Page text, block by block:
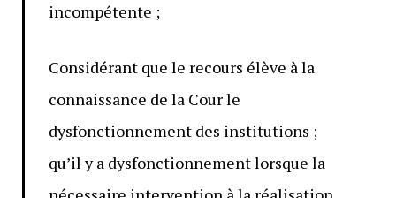
incompétente ;
Considérant que le recours élève à la
connaissance de la Cour le
dysfonctionnement des institutions ;
qu’il y a dysfonctionnement lorsque la